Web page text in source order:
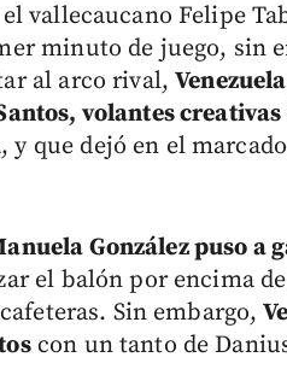
vallecaucano Felipe
minuto de juego, sin
al arco rival,
volantes
y que dejó en el
González puso a
el balón por encima
Sin embargo,
con un tanto de